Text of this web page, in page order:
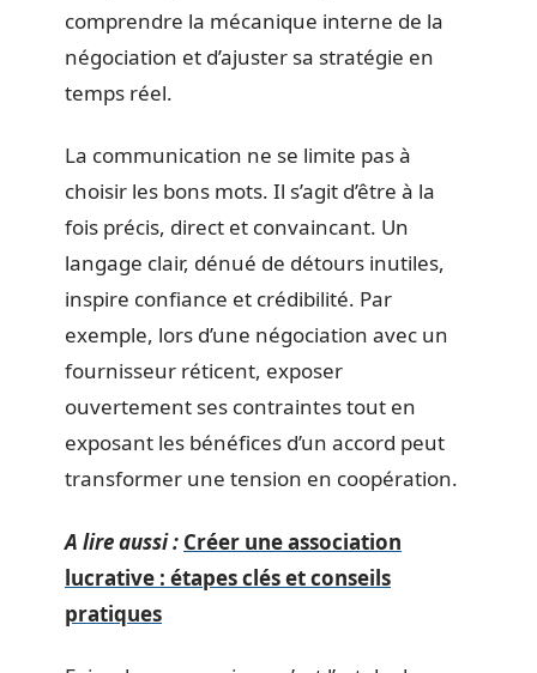
comprendre la mécanique interne de la
négociation et d’ajuster sa stratégie en
temps réel.
La communication ne se limite pas à
choisir les bons mots. Il s’agit d’être à la
fois précis, direct et convaincant. Un
langage clair, dénué de détours inutiles,
inspire confiance et crédibilité. Par
exemple, lors d’une négociation avec un
fournisseur réticent, exposer
ouvertement ses contraintes tout en
exposant les bénéfices d’un accord peut
transformer une tension en coopération.
A lire aussi : Créer une association
lucrative : étapes clés et conseils
pratiques